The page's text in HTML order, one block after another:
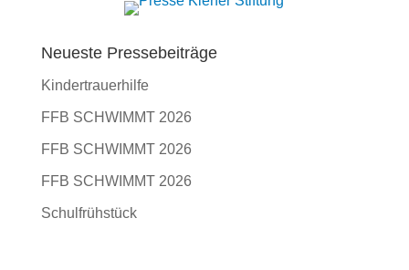
Neueste Pressebeiträge
Kindertrauerhilfe
FFB SCHWIMMT 2026
FFB SCHWIMMT 2026
FFB SCHWIMMT 2026
Schulfrühstück